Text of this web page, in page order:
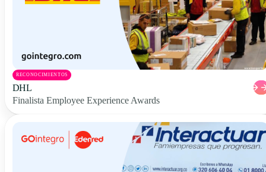
RECONOCIMIENTOS
DHL
Finalista Employee Experience Awards